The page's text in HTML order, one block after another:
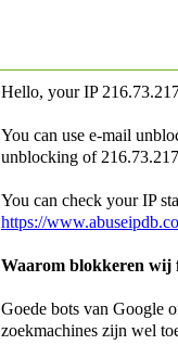
Hello, your IP
You can use e-mail
unblocking of
You can check your IP
https://
Waarom blokkeren wij
Goede bots van Google
zoekmachines zijn wel